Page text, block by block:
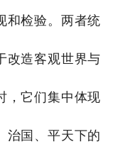
和检验。两者统
改造客观世界与
，它们集中体现
治国、平天下的